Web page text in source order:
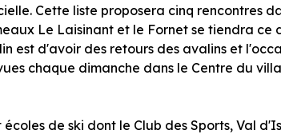
Cette liste proposera cinq rencontres
Le Laisinant et le Fornet se tiendra ce
est d'avoir des retours des avalins et
chaque dimanche dans le Centre du
écoles de ski dont le Club des Sports, Val